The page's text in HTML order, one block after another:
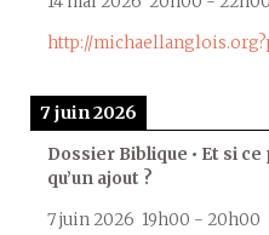
http://
7 juin 2026
Dossier Biblique • Et si
qu’un ajout ?
7 juin 2026 19h00 - 20h00